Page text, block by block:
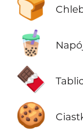
🍞
🧋
🍫
🍪